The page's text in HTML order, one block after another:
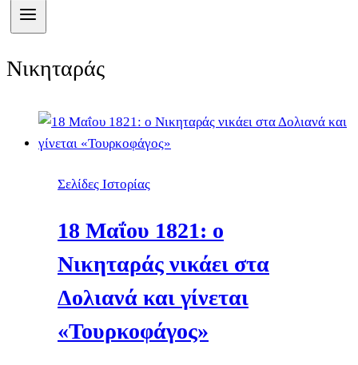
Νικηταράς
Σελίδες Ιστορίας
18 Μαΐου 1821: ο
Νικηταράς νικάει στα
Δολιανά και γίνεται
«Τουρκοφάγος»